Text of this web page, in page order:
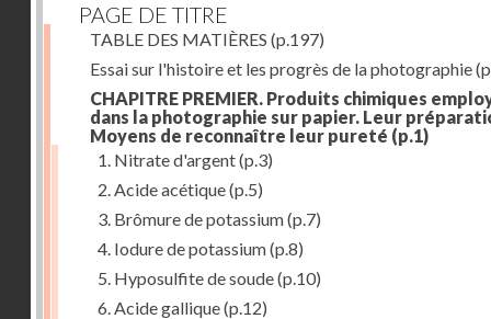
PAGE DE TITRE
TABLE DES MATIÈRES (p.197)
Essai sur l'histoire et les progrès de la photographie
CHAPITRE PREMIER. Produits chimiques
dans la photographie sur papier. Leur
Moyens de reconnaître leur pureté (p.1)
1. Nitrate d'argent(p.3)
2. Acide acétique(p.5)
3. Brômure de potassium(p.7)
4. Iodure de potassium(p.8)
5. Hyposulfite de soude(p.10)
6. Acide gallique(p.12)